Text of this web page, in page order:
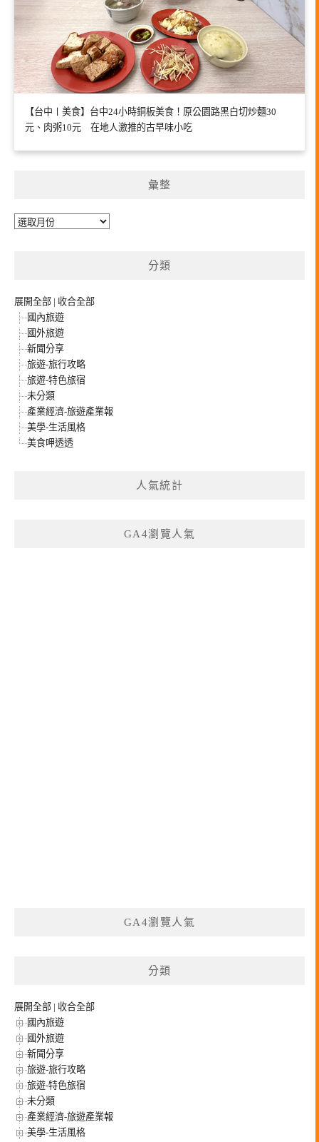
【台中〡美食】台中24小時銅板美食！原公園路黑白切炒麵30
元、肉粥10元 在地人激推的古早味小吃
彙整
彙
分類
展開全部 | 收合全部
國內旅遊
國外旅遊
新聞分享
旅遊-旅行攻略
旅遊-特色旅宿
未分類
產業經濟-旅遊產業報
美學-生活風格
美食呷透透
人氣統計
GA4瀏覽人氣
GA4瀏覽人氣
分類
展開全部 | 收合全部
國內旅遊
國外旅遊
新聞分享
旅遊-旅行攻略
旅遊-特色旅宿
未分類
產業經濟-旅遊產業報
美學-生活風格